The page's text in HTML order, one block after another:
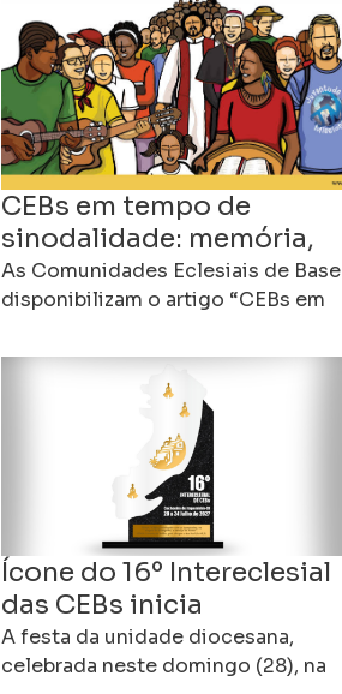
CEBs em tempo de
sinodalidade: memória,
comunhão e missão para
o futuro da Igreja
As Comunidades Eclesiais de Base
disponibilizam o artigo “CEBs em
por Edebrande Cavalieri, que
propõe uma reflexão sobre a
Ícone do 16º Intereclesial
das CEBs inicia
peregrinação pela
Diocese de Cachoeiro de
A festa da unidade diocesana,
celebrada neste domingo (28), na